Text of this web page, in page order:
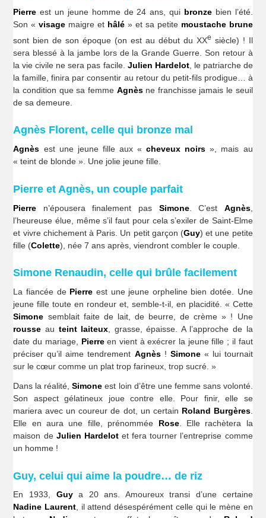
Pierre est un jeune homme de 24 ans, qui bronzebien l’été.
Son «visage maigre et hâlé » et sa petite moustache brune
sont bien de son époque (on est au début du XXe siècle) ! Il
sera blessé à la jambe lors de la Grande Guerre. Son retour à
la vie civile ne sera pas facile. Julien Hardelot, le patriarche de
la famille, finira par consentir au retour du petit-fils prodigue… à
la condition que sa femme Agnèsne franchisse jamais le seuil
de sa demeure.
Agnès Florent, celle qui bronze mal
Agnès est une jeune fille aux «cheveux noirs », mais au
« teint de blonde ». Une jolie jeune fille.
Pierre et Agnès, un couple parfait
Pierre n’épousera finalement pas Simone. C’est Agnès,
l’heureuse élue, même s’il faut pour cela s’exiler de Saint-Elme
et vivre chichement à Paris. Un petit garçon (Guy) et une petite
fille (Colette), née 7 ans après, viendront combler le couple.
Simone Renaudin, celle qui brûle facilement
La fiancée de Pierre est une jeune orpheline bien dotée. Une
jeune fille toute en rondeur et, semble-t-il, en placidité. « Cette
Simone semblait faite de lait, de beurre, de crème » ! Une
rousse au teint laiteux , grasse, épaisse. A l’approche de la
date du mariage, Pierreen vient à exécrer la jeune fille ; il faut
préciser qu’il aime tendrement Agnès! Simone« lui tournait
sur le cœur comme un plat trop farineux, trop sucré. »
Dans la réalité,Simone est loin d’être une femme sans volonté.
Son aspect gélatineux joue contre elle. Pour finir, elle se
mariera avec un coureur de dot, un certain Roland Burgères.
Elle en aura une fille, prénommée Rose. Elle rachètera la
maison de Julien Hardelotet fera tourner l’entreprise comme
un homme !
Guy, celui qui aime la poudre… de riz
En 1933, Guya 20 ans. Amoureux transi d’une certaine
Nadine Laurent, il attend désespérément celle qui le mène en